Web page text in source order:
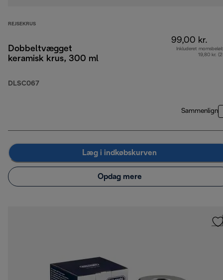
REJSEKRUS
Dobbeltvægget
keramisk krus, 300 ml
DLSC067
99,00 kr.
Inkluderet
19,80 kr.
Sammenlign
Læg i indkøbskurven
Opdag mere